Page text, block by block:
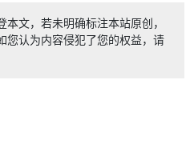
文，若未明确标注本站原创，
您认为内容侵犯了您的权益，请